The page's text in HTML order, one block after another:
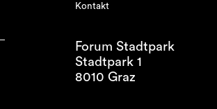
Kontakt
Forum Stadtpark
Stadtpark 1
8010 Graz